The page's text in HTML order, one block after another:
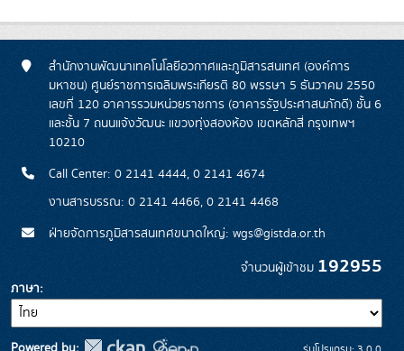
สำนักงานพัฒนาเทคโนโลยีอวกาศและภูมิสารสนเทศ (องค์การ
มหาชน) ศูนย์ราชการเฉลิมพระเกียรติ 80 พรรษา 5 ธันวาคม 2550
เลขที่ 120 อาคารรวมหน่วยราชการ (อาคารรัฐประศาสนภักดี) ชั้น 6
และชั้น 7 ถนนแจ้งวัฒนะ แขวงทุ่งสองห้อง เขตหลักสี่ กรุงเทพฯ
10210
Call Center: 0 2141 4444, 0 2141 4674
งานสารบรรณ: 0 2141 4466, 0 2141 4468
ฝ่ายจัดการภูมิสารสนเทศขนาดใหญ่: wgs@gistda.or.th
จำนวนผู้เข้าชม 192955
ภาษา